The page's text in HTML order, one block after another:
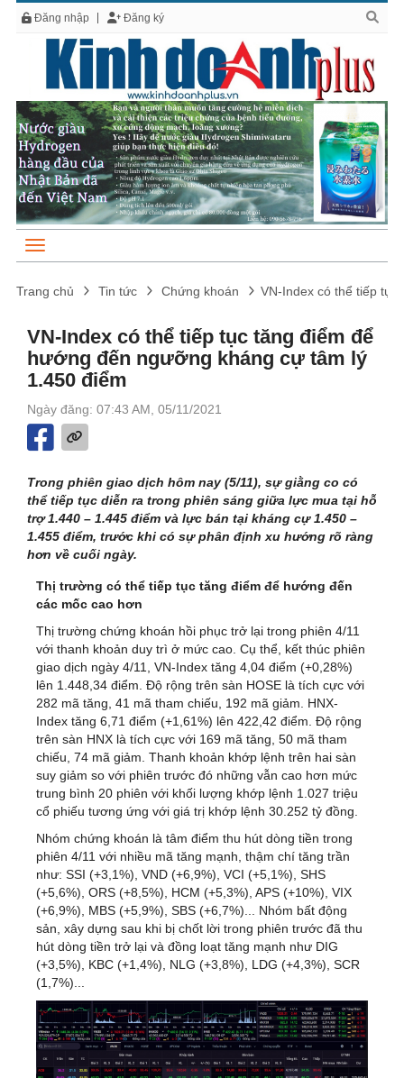
Đăng nhập Đăng ký
Trang chủ Tin tức Chứng khoán VN-Index có thể tiếp
VN-Index có thể tiếp tục tăng điểm để
hướng đến ngưỡng kháng cự tâm lý
1.450 điểm
Ngày đăng: 07:43 AM, 05/11/2021
Trong phiên giao dịch hôm nay (5/11), sự giằng co có
thể tiếp tục diễn ra trong phiên sáng giữa lực mua tại hỗ
trợ 1.440 – 1.445 điểm và lực bán tại kháng cự 1.450 –
1.455 điểm, trước khi có sự phân định xu hướng rõ ràng
hơn về cuối ngày.
Thị trường có thể tiếp tục tăng điểm để hướng đến
các mốc cao hơn
Thị trường chứng khoán hồi phục trở lại trong phiên 4/11
với thanh khoản duy trì ở mức cao. Cụ thể, kết thúc phiên
giao dịch ngày 4/11, VN-Index tăng 4,04 điểm (+0,28%)
lên 1.448,34 điểm. Độ rộng trên sàn HOSE là tích cực với
282 mã tăng, 41 mã tham chiếu, 192 mã giảm. HNX-
Index tăng 6,71 điểm (+1,61%) lên 422,42 điểm. Độ rộng
trên sàn HNX là tích cực với 169 mã tăng, 50 mã tham
chiếu, 74 mã giảm. Thanh khoản khớp lệnh trên hai sàn
suy giảm so với phiên trước đó những vẫn cao hơn mức
trung bình 20 phiên với khối lượng khớp lệnh 1.027 triệu
cổ phiếu tương ứng với giá trị khớp lệnh 30.252 tỷ đồng.
Nhóm chứng khoán là tâm điểm thu hút dòng tiền trong
phiên 4/11 với nhiều mã tăng mạnh, thậm chí tăng trần
như: SSI (+3,1%), VND (+6,9%), VCI (+5,1%), SHS
(+5,6%), ORS (+8,5%), HCM (+5,3%), APS (+10%), VIX
(+6,9%), MBS (+5,9%), SBS (+6,7%)... Nhóm bất động
sản, xây dựng sau khi bị chốt lời trong phiên trước đã thu
hút dòng tiền trở lại và đồng loạt tăng mạnh như DIG
(+3,5%), KBC (+1,4%), NLG (+3,8%), LDG (+4,3%), SCR
(1,7%)...